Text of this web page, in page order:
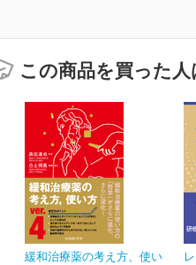
この商品を買った人
緩和治療薬の考え方、使い